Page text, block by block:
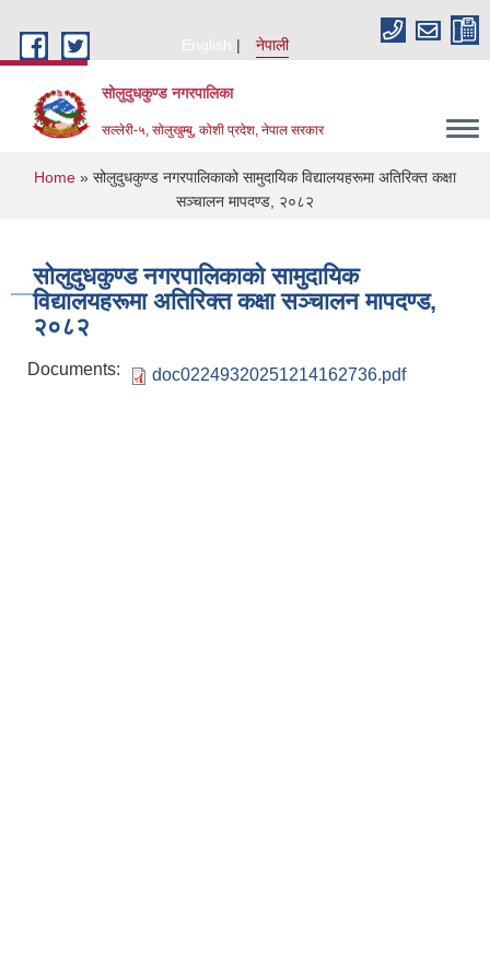
English
नेपाली
सोलुदुधकुण्ड नगरपालिका
सल्लेरी-५, सोलुखुम्बु, कोशी प्रदेश, नेपाल सरकार
You are here
Home » सोलुदुधकुण्ड नगरपालिकाको सामुदायिक विद्यालयहरूमा अतिरिक्त कक्षा
सञ्चालन मापदण्ड, २०८२
सोलुदुधकुण्ड नगरपालिकाको सामुदायिक
विद्यालयहरूमा अतिरिक्त कक्षा सञ्चालन मापदण्ड,
२०८२
Documents: doc02249320251214162736.pdf